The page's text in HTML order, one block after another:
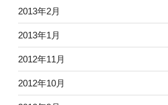
2013年2月
2013年1月
2012年11月
2012年10月